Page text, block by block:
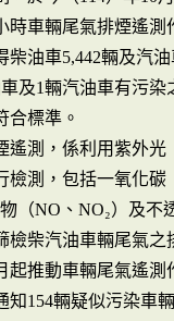
時車輛尾氣排煙遙
柴油車5,442輛及汽
及1輛汽油車有污
合標準。
遙測，係利用紫外
檢測，包括一氧化碳
物（NO、NO₂）及
檢柴汽油車輛尾氣之
起推動車輛尾氣遙
知154輛疑似污染車